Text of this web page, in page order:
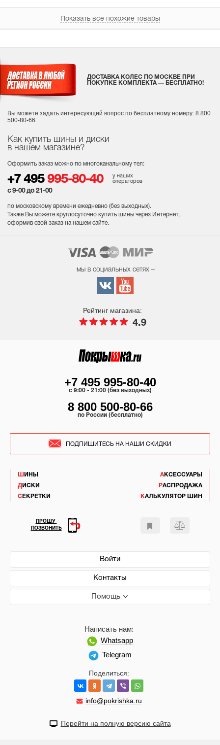
Показать все похожие товары
Как купить шины и диски
в нашем магазине?
Оформить заказ можно по многоканальному тел:
+7 495 995-80-40
у наших
операторов
с 9-00 до 21-00
по московскому времени ежедневно (без выходных).
Также Вы можете круглосуточно купить шины через Интернет,
оформив свой заказ на нашем сайте.
ДОСТАВКА КОЛЕС ПО МОСКВЕ ПРИ
ПОКУПКЕ КОМПЛЕКТА — БЕСПЛАТНО!
Вы можете задать интересующий вопрос по бесплатному номеру: 8 800
500-80-66.
мы в социальных сетях –
Рейтинг магазина:
4.9
ШИНЫ
ДИСКИ
СЕКРЕТКИ
АКСЕССУАРЫ
РАСПРОДАЖА
КАЛЬКУЛЯТОР ШИН
Войти
Контакты
Помощь
Поделиться:
info@pokrishka.ru
Написать нам:
Whatsapp
Telegram
+7 495 995-80-40
c 9:00 - 21:00 (без выходных)
8 800 500-80-66
по России (бесплатно)
ПОДПИШИТЕСЬ НА НАШИ СКИДКИ
ПРОШУ
ПОЗВОНИТЬ
Перейти на полную версию сайта